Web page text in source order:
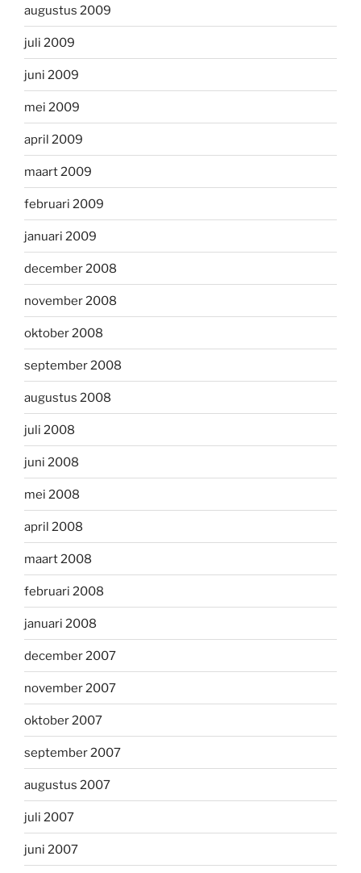
augustus 2009
juli 2009
juni 2009
mei 2009
april 2009
maart 2009
februari 2009
januari 2009
december 2008
november 2008
oktober 2008
september 2008
augustus 2008
juli 2008
juni 2008
mei 2008
april 2008
maart 2008
februari 2008
januari 2008
december 2007
november 2007
oktober 2007
september 2007
augustus 2007
juli 2007
juni 2007